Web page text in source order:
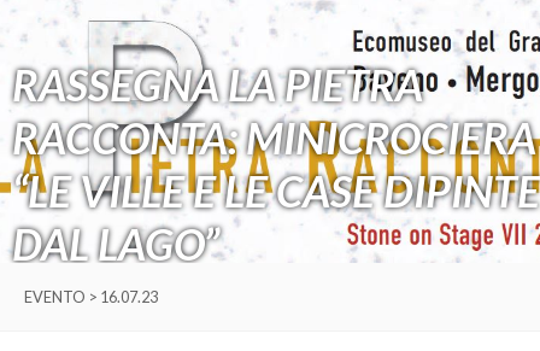
RASSEGNA LA PIETRA
RACCONTA: MINICROCIERA
“LE VILLE E LE CASE DIPINTE
DAL LAGO”
EVENTO > 16.07.23